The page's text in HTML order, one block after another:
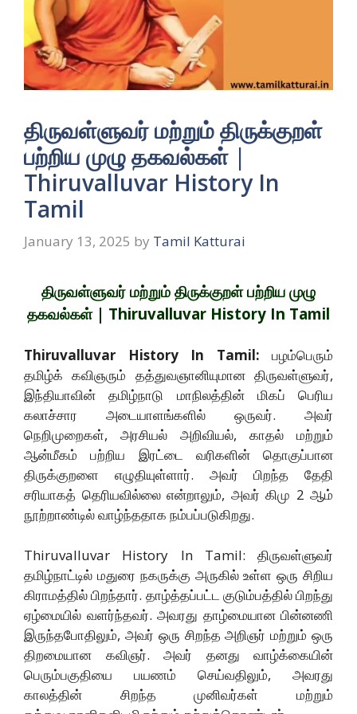
திருவள்ளுவர் மற்றும் திருக்குறள்
பற்றிய முழு தகவல்கள் |
Thiruvalluvar History In
Tamil
January 13, 2025 by Tamil Katturai
திருவள்ளுவர் மற்றும் திருக்குறள் பற்றிய முழு
தகவல்கள் | Thiruvalluvar History In Tamil
Thiruvalluvar History In Tamil: பழம்பெரும்
தமிழ்க் கவிஞரும் தத்துவஞானியுமான திருவள்ளுவர்,
இந்தியாவின் தமிழ்நாடு மாநிலத்தின் மிகப் பெரிய
கலாச்சார அடையாளங்களில் ஒருவர். அவர்
நெறிமுறைகள், அரசியல் அறிவியல், காதல் மற்றும்
ஆன்மீகம் பற்றிய இரட்டை வரிகளின் தொகுப்பான
திருக்குறளை எழுதியுள்ளார். அவர் பிறந்த தேதி
சரியாகத் தெரியவில்லை என்றாலும், அவர் கிமு 2 ஆம்
நூற்றாண்டில் வாழ்ந்ததாக நம்பப்படுகிறது.
Thiruvalluvar History In Tamil: திருவள்ளுவர்
தமிழ்நாட்டில் மதுரை நகருக்கு அருகில் உள்ள ஒரு சிறிய
கிராமத்தில் பிறந்தார். தாழ்த்தப்பட்ட குடும்பத்தில் பிறந்து
ஏழ்மையில் வளர்ந்தவர். அவரது தாழ்மையான பின்னணி
இருந்தபோதிலும், அவர் ஒரு சிறந்த அறிஞர் மற்றும் ஒரு
திறமையான கவிஞர். அவர் தனது வாழ்க்கையின்
பெரும்பகுதியை பயணம் செய்வதிலும், அவரது
காலத்தின் சிறந்த முனிவர்கள் மற்றும்